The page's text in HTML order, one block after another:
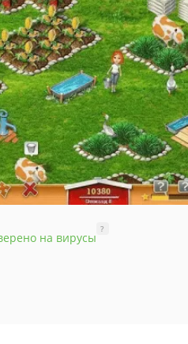
на вирусы
?